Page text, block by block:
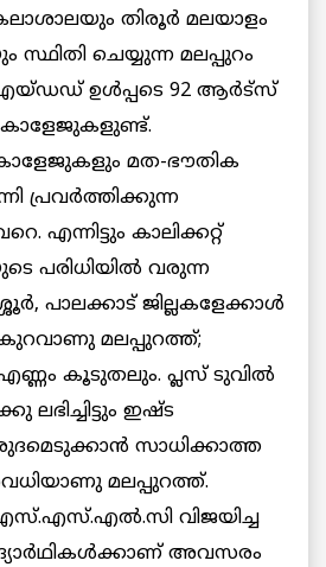
തിരൂർ മലയാളം
ചെയ്യുന്ന മലപ്പുറം
ഉൾപ്പടെ 92 ആര്‍ട്‌സ്
മത-ഭൗതിക
പ്രവർത്തിക്കുന്ന
എന്നിട്ടും കാലിക്കറ്റ്
പരിധിയില്‍ വരുന്ന
പാലക്കാട് ജില്ലകളേക്കാള്‍
മലപ്പുറത്ത്;
കൂടുതലും. പ്ലസ്‌ ടുവിൽ
ലഭിച്ചിട്ടും ഇഷ്ട
സാധിക്കാത്ത
മലപ്പുറത്ത്.
വിജയിച്ച
അവസരം